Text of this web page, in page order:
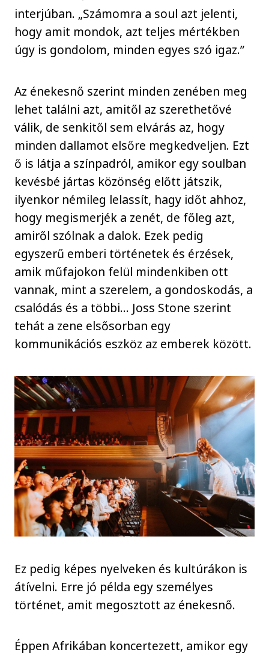
interjúban. „Számomra a soul azt jelenti,
hogy amit mondok, azt teljes mértékben
úgy is gondolom, minden egyes szó igaz.”
Az énekesnő szerint minden zenében meg
lehet találni azt, amitől az szerethetővé
válik, de senkitől sem elvárás az, hogy
minden dallamot elsőre megkedveljen. Ezt
ő is látja a színpadról, amikor egy soulban
kevésbé jártas közönség előtt játszik,
ilyenkor némileg lelassít, hagy időt ahhoz,
hogy megismerjék a zenét, de főleg azt,
amiről szólnak a dalok. Ezek pedig
egyszerű emberi történetek és érzések,
amik műfajokon felül mindenkiben ott
vannak, mint a szerelem, a gondoskodás, a
csalódás és a többi… Joss Stone szerint
tehát a zene elsősorban egy
kommunikációs eszköz az emberek között.
Ez pedig képes nyelveken és kultúrákon is
átívelni. Erre jó példa egy személyes
történet, amit megosztott az énekesnő.
Éppen Afrikában koncertezett, amikor egy